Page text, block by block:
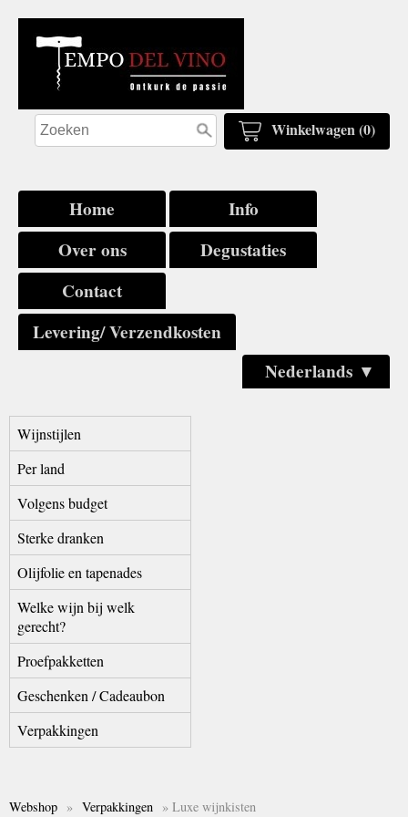
Winkelwagen (0)
Home
Info
Over ons
Degustaties
Contact
Levering/ Verzendkosten
Nederlands ▼
Wijnstijlen
Per land
Volgens budget
Sterke dranken
Olijfolie en tapenades
Welke wijn bij welk
gerecht?
Proefpakketten
Geschenken / Cadeaubon
Verpakkingen
Webshop » Verpakkingen » Luxe wijnkisten